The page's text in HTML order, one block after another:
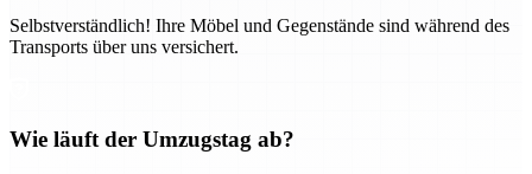
Selbstverständlich! Ihre Möbel und Gegenstände sind während des
Transports über uns versichert.
Wie läuft der Umzugstag ab?